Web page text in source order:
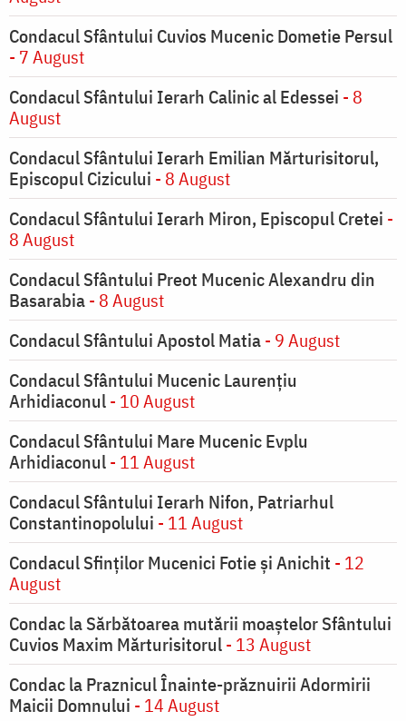
Condacul Sfântului Cuvios Mucenic Dometie Persul
- 7 August
Condacul Sfântului Ierarh Calinic al Edessei - 8
August
Condacul Sfântului Ierarh Emilian Mărturisitorul,
Episcopul Cizicului - 8 August
Condacul Sfântului Ierarh Miron, Episcopul Cretei -
8 August
Condacul Sfântului Preot Mucenic Alexandru din
Basarabia- 8 August
Condacul Sfântului Apostol Matia- 9 August
Condacul Sfântului Mucenic Laurențiu
Arhidiaconul- 10 August
Condacul Sfântului Mare Mucenic Evplu
Arhidiaconul- 11 August
Condacul Sfântului Ierarh Nifon, Patriarhul
Constantinopolului - 11 August
Condacul Sfinţilor Mucenici Fotie şi Anichit - 12
August
Condac la Sărbătoarea mutării moaştelor Sfântului
Cuvios Maxim Mărturisitorul- 13 August
Condac la Praznicul Înainte-prăznuirii Adormirii
Maicii Domnului - 14 August